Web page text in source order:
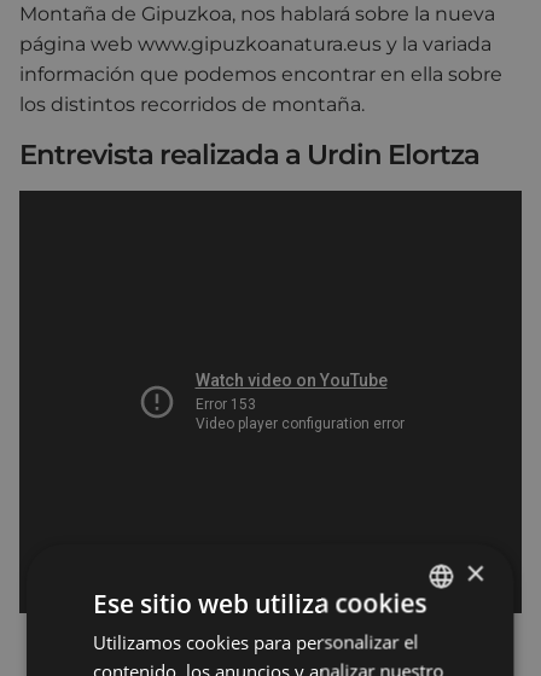
Montaña de Gipuzkoa, nos hablará sobre la nueva
página web www.gipuzkoanatura.eus y la variada
información que podemos encontrar en ella sobre
los distintos recorridos de montaña.
Entrevista realizada a Urdin Elortza
BASQUE
×
Ese sitio web utiliza cookies
Utilizamos cookies para personalizar el
contenido, los anuncios y analizar nuestro